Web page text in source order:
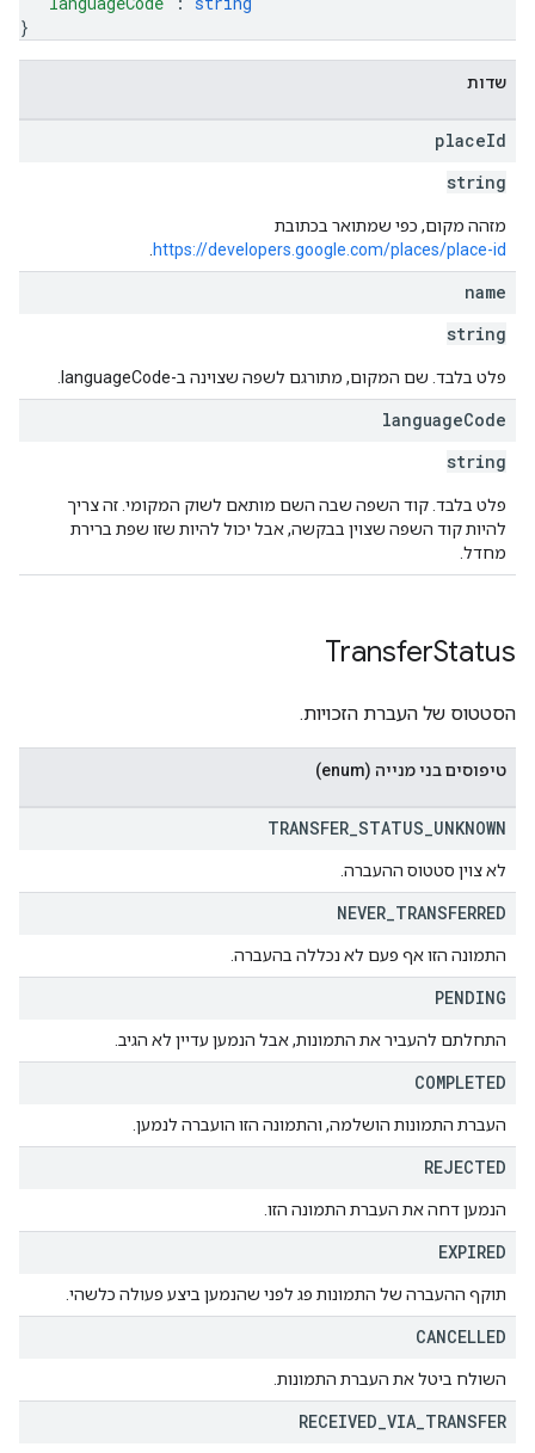
}
שדות
placeId
string
מזהה מקום, כפי שמתואר בכתובת
https://developers.google.com/places/place-id
name
string
פלט בלבד. שם המקום, מתורגם לשפה שצוינה ב-languageCode.
languageCode
string
פלט בלבד. קוד השפה שבה השם מותאם לשוק המקומי. זה צריך
להיות קוד השפה שצוין בבקשה, אבל יכול להיות שזו שפת ברירת
מחדל.
TransferStatus
הסטטוס של העברת הזכויות.
טיפוסים בני מנייה (enum)
TRANSFER STATUS UNKNOWN
לא צוין סטטוס ההעברה.
NEVER TRANSFERRED
התמונה הזו אף פעם לא נכללה בהעברה.
PENDING
התחלתם להעביר את התמונות, אבל הנמען עדיין לא הגיב.
COMPLETED
העברת התמונות הושלמה, והתמונה הזו הועברה לנמען.
REJECTED
הנמען דחה את העברת התמונה הזו.
EXPIRED
תוקף ההעברה של התמונות פג לפני שהנמען ביצע פעולה כלשהי.
CANCELLED
השולח ביטל את העברת התמונות.
RECEIVED VIA TRANSFER